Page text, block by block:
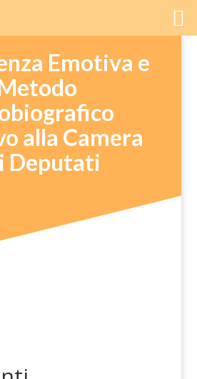
Emotiva e
alla Camera
Deputati